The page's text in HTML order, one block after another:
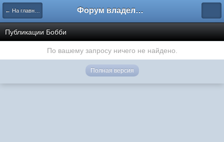
← На главную Форум владельцев интернет-магазинов
Публикации Бобби
По вашему запросу ничего не найдено.
Полная версия